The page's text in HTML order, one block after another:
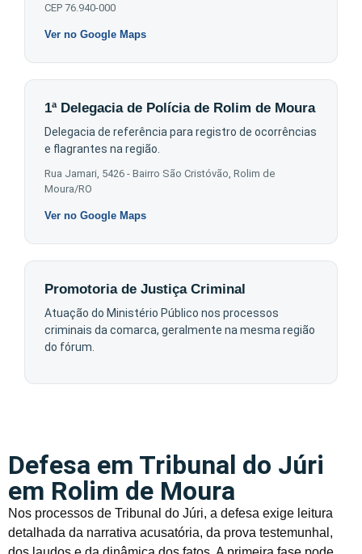
CEP 76.940-000
Ver no Google Maps
1ª Delegacia de Polícia de Rolim de Moura
Delegacia de referência para registro de ocorrências
e flagrantes na região.
Rua Jamari, 5426 - Bairro São Cristóvão, Rolim de
Moura/RO
Ver no Google Maps
Promotoria de Justiça Criminal
Atuação do Ministério Público nos processos
criminais da comarca, geralmente na mesma região
do fórum.
Defesa em Tribunal do Júri
em Rolim de Moura
Nos processos de Tribunal do Júri, a defesa exige leitura
detalhada da narrativa acusatória, da prova testemunhal,